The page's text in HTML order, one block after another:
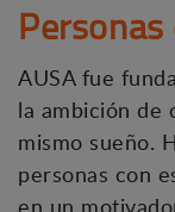
AUSA fue
la ambición de
mismo sueño.
personas con
en un